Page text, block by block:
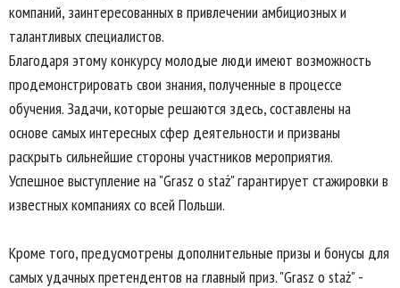
компаний, заинтересованных в привлечении амбициозных и
талантливых специалистов.
Благодаря этому конкурсу молодые люди имеют возможность
продемонстрировать свои знания, полученные в процессе
обучения. Задачи, которые решаются здесь, составлены на
основе самых интересных сфер деятельности и призваны
раскрыть сильнейшие стороны участников мероприятия.
Успешное выступление на "Grasz o staż" гарантирует стажировки в
известных компаниях со всей Польши.
Кроме того, предусмотрены дополнительные призы и бонусы для
самых удачных претендентов на главный приз. "Grasz o staż" -